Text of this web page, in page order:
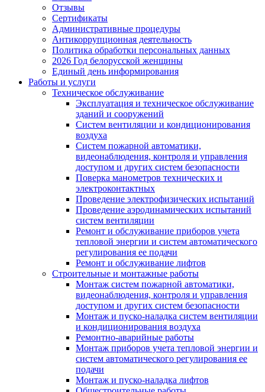
Отзывы
Сертификаты
Административные процедуры
Антикоррупционная деятельность
Политика обработки персональных данных
2026 Год белорусской женщины
Единый день информирования
Работы и услуги
Техническое обслуживание
Эксплуатация и техническое обслуживание
зданий и сооружений
Систем вентиляции и кондиционирования
воздуха
Систем пожарной автоматики,
видеонаблюдения, контроля и управления
доступом и других систем безопасности
Поверка манометров технических и
электроконтактных
Проведение электрофизических испытаний
Проведение аэродинамических испытаний
систем вентиляции
Ремонт и обслуживание приборов учета
тепловой энергии и систем автоматического
регулирования ее подачи
Ремонт и обслуживание лифтов
Строительные и монтажные работы
Монтаж систем пожарной автоматики,
видеонаблюдения, контроля и управления
доступом и других систем безопасности
Монтаж и пуско-наладка систем вентиляции
и кондиционирования воздуха
Ремонтно-аварийные работы
Монтаж приборов учета тепловой энергии и
систем автоматического регулирования ее
подачи
Монтаж и пуско-наладка лифтов